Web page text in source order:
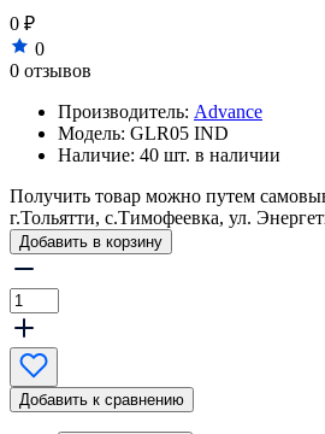
0 ₽
0
0 отзывов
Производитель: Advance
Модель: GLR05 IND
Наличие: 40 шт. в наличии
Получить товар можно путем
г.Тольятти, с.Тимофеевка, ул.
Добавить в корзину
Добавить к сравнению